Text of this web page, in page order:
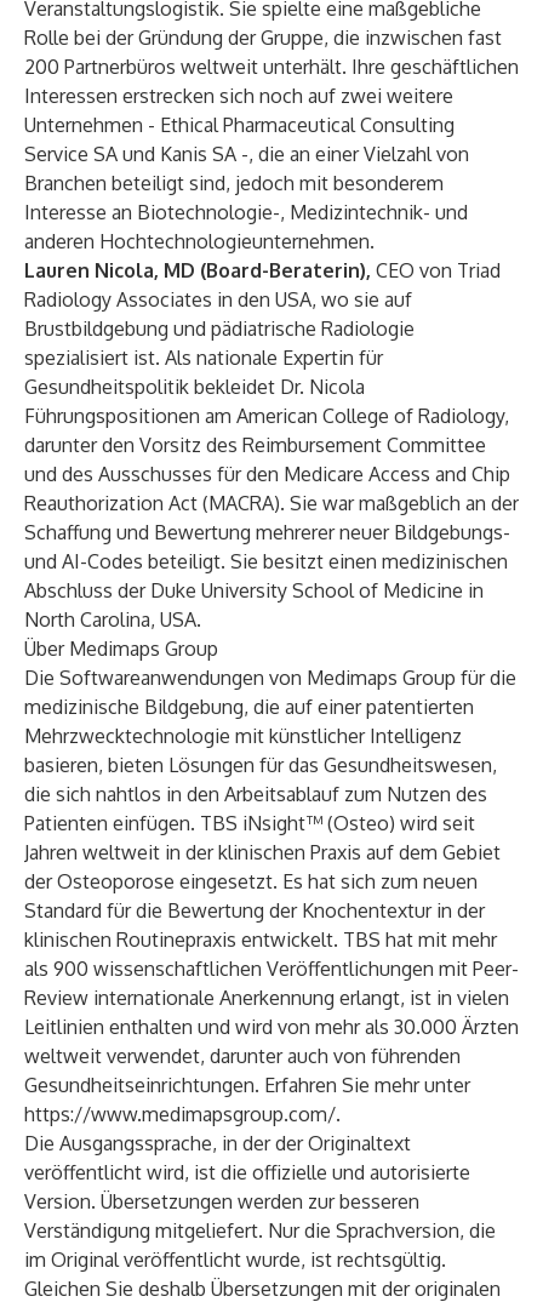
Veranstaltungslogistik. Sie spielte eine maßgebliche
Rolle bei der Gründung der Gruppe, die inzwischen fast
200 Partnerbüros weltweit unterhält. Ihre geschäftlichen
Interessen erstrecken sich noch auf zwei weitere
Unternehmen - Ethical Pharmaceutical Consulting
Service SA und Kanis SA -, die an einer Vielzahl von
Branchen beteiligt sind, jedoch mit besonderem
Interesse an Biotechnologie-, Medizintechnik- und
anderen Hochtechnologieunternehmen.
Lauren Nicola, MD (Board-Beraterin), CEO von Triad
Radiology Associates in den USA, wo sie auf
Brustbildgebung und pädiatrische Radiologie
spezialisiert ist. Als nationale Expertin für
Gesundheitspolitik bekleidet Dr. Nicola
Führungspositionen am American College of Radiology,
darunter den Vorsitz des Reimbursement Committee
und des Ausschusses für den Medicare Access and Chip
Reauthorization Act (MACRA). Sie war maßgeblich an der
Schaffung und Bewertung mehrerer neuer Bildgebungs-
und AI-Codes beteiligt. Sie besitzt einen medizinischen
Abschluss der Duke University School of Medicine in
North Carolina, USA.
Über Medimaps Group
Die Softwareanwendungen von Medimaps Group für die
medizinische Bildgebung, die auf einer patentierten
Mehrzwecktechnologie mit künstlicher Intelligenz
basieren, bieten Lösungen für das Gesundheitswesen,
die sich nahtlos in den Arbeitsablauf zum Nutzen des
Patienten einfügen. TBS iNsight™ (Osteo) wird seit
Jahren weltweit in der klinischen Praxis auf dem Gebiet
der Osteoporose eingesetzt. Es hat sich zum neuen
Standard für die Bewertung der Knochentextur in der
klinischen Routinepraxis entwickelt. TBS hat mit mehr
als 900 wissenschaftlichen Veröffentlichungen mit Peer-
Review internationale Anerkennung erlangt, ist in vielen
Leitlinien enthalten und wird von mehr als 30.000 Ärzten
weltweit verwendet, darunter auch von führenden
Gesundheitseinrichtungen. Erfahren Sie mehr unter
https://www.medimapsgroup.com/.
Die Ausgangssprache, in der der Originaltext
veröffentlicht wird, ist die offizielle und autorisierte
Version. Übersetzungen werden zur besseren
Verständigung mitgeliefert. Nur die Sprachversion, die
im Original veröffentlicht wurde, ist rechtsgültig.
Gleichen Sie deshalb Übersetzungen mit der originalen